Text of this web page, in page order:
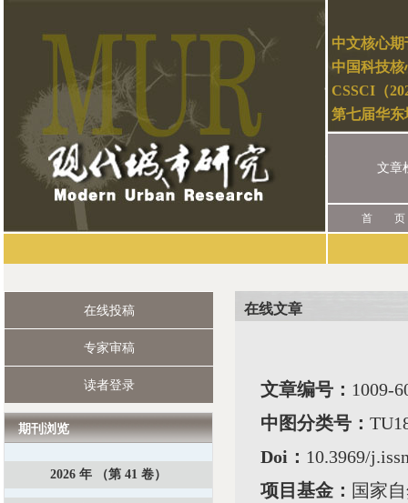
中文核心期
中国科技核
CSSCI（
第七届华
文章
首 页
在线文章
文章编号： 1009-
中图分类号：
Doi： 10.3969/
项目基金： 国家
在线投稿
专家审稿
读者登录
期刊浏览
2026 年 （第 41 卷）